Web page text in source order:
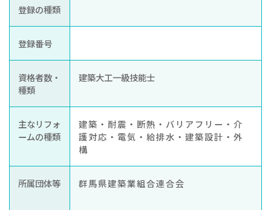
登録の種類
登録番号
資格者数・
種類
建築大工一級技能士
主なリフォ
ームの種類
建築・耐震・断熱・バリアフリー・介
護対応・電気・給排水・建築設計・外
構
所属団体等 群馬県建築業組合連合会